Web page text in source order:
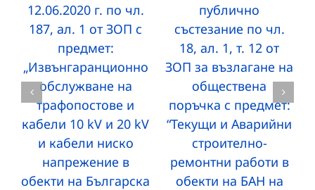
12.06.2020 г. по чл.
187, ал. 1 от ЗОП с
предмет:
„Извънгаранционно
обслужване на
трафопостове и
кабели 10 kV и 20 kV
и кабели ниско
напрежение в
обекти на Българска
публично
състезание по чл.
18, ал. 1, т. 12 от
ЗОП за възлагане на
обществена
поръчка с предмет:
“Текущи и Аварийни
строително-
ремонтни работи в
обекти на БАН на